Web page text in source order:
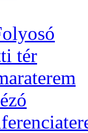
tér